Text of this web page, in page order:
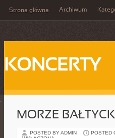
Strona główna Archiwum
KONCERTY
MORZE
POSTED BY ADMIN POSTED